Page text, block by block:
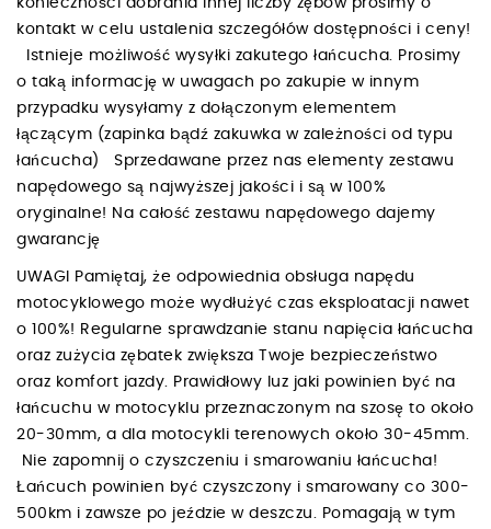
kontakt w celu ustalenia szczegółów dostępności i ceny!
Istnieje możliwość wysyłki zakutego łańcucha. Prosimy
o taką informację w uwagach po zakupie w innym
przypadku wysyłamy z dołączonym elementem
łączącym (zapinka bądź zakuwka w zależności od typu
łańcucha) Sprzedawane przez nas elementy zestawu
napędowego są najwyższej jakości i są w 100%
oryginalne! Na całość zestawu napędowego dajemy
gwarancję
UWAGI Pamiętaj, że odpowiednia obsługa napędu
motocyklowego może wydłużyć czas eksploatacji nawet
o 100%! Regularne sprawdzanie stanu napięcia łańcucha
oraz zużycia zębatek zwiększa Twoje bezpieczeństwo
oraz komfort jazdy. Prawidłowy luz jaki powinien być na
łańcuchu w motocyklu przeznaczonym na szosę to około
20-30mm, a dla motocykli terenowych około 30-45mm.
Nie zapomnij o czyszczeniu i smarowaniu łańcucha!
Łańcuch powinien być czyszczony i smarowany co 300-
500km i zawsze po jeździe w deszczu. Pomagają w tym